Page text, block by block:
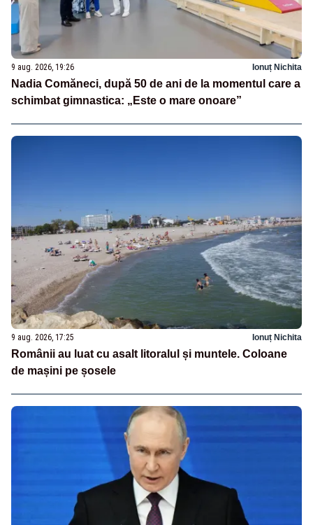
9 aug. 2026, 19:26 Ionuț Nichita
Nadia Comăneci, după 50 de ani de la momentul care a
schimbat gimnastica: „Este o mare onoare”
9 aug. 2026, 17:25 Ionuț Nichita
Românii au luat cu asalt litoralul și muntele. Coloane
de mașini pe șosele